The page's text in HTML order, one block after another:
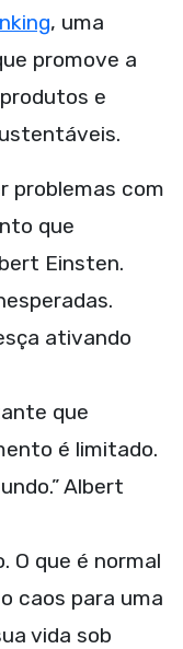
, uma
promove a
e
problemas com
que
Einsten.
ativando
que
é limitado.
Albert
O que é normal
caos para uma
vida sob